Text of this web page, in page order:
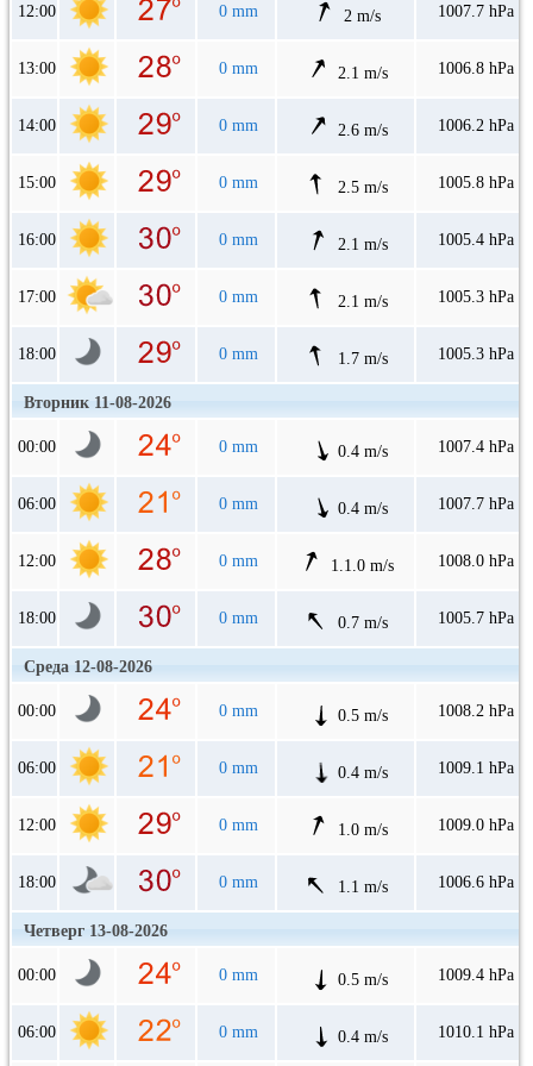
12:00 0 mm 2 m/s 1007.7 hPa
13:00 0 mm 2.1 m/s 1006.8 hPa
14:00 0 mm 2.6 m/s 1006.2 hPa
15:00 0 mm 2.5 m/s 1005.8 hPa
16:00 0 mm 2.1 m/s 1005.4 hPa
17:00 0 mm 2.1 m/s 1005.3 hPa
18:00 0 mm 1.7 m/s 1005.3 hPa
Вторник 11-08-2026
00:00 0 mm 0.4 m/s 1007.4 hPa
06:00 0 mm 0.4 m/s 1007.7 hPa
12:00 0 mm 1.1.0 m/s 1008.0 hPa
18:00 0 mm 0.7 m/s 1005.7 hPa
Среда 12-08-2026
00:00 0 mm 0.5 m/s 1008.2 hPa
06:00 0 mm 0.4 m/s 1009.1 hPa
12:00 0 mm 1.0 m/s 1009.0 hPa
18:00 0 mm 1.1 m/s 1006.6 hPa
Четверг 13-08-2026
00:00 0 mm 0.5 m/s 1009.4 hPa
06:00 0 mm 0.4 m/s 1010.1 hPa